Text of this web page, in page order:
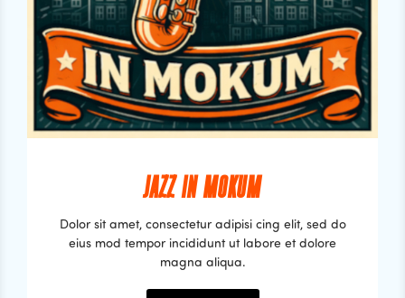
JAZZ IN MOKUM
Dolor sit amet, consectetur adipisi cing elit, sed do
eius mod tempor incididunt ut labore et dolore
magna aliqua.